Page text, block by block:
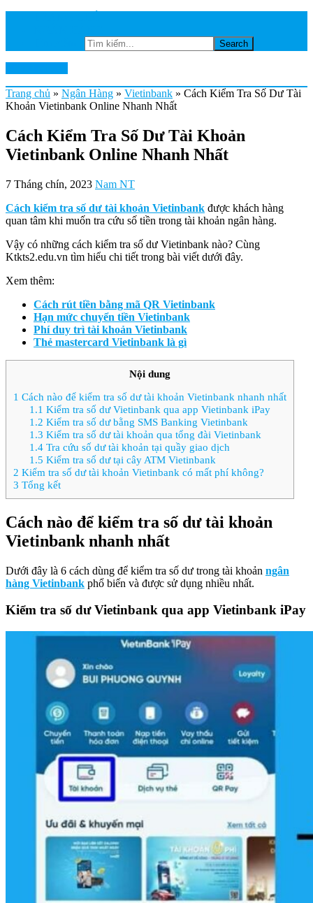
Trang chủ » Ngân Hàng » Vietinbank » Cách Kiểm Tra Số Dư Tài
Khoản Vietinbank Online Nhanh Nhất
Cách Kiểm Tra Số Dư Tài Khoản
Vietinbank Online Nhanh Nhất
7 Tháng chín, 2023 Nam NT
Cách kiểm tra số dư tài khoản Vietinbank được khách hàng
quan tâm khi muốn tra cứu số tiền trong tài khoản ngân hàng.
Vậy có những cách kiểm tra số dư Vietinbank nào? Cùng
Ktkts2.edu.vn tìm hiểu chi tiết trong bài viết dưới đây.
Xem thêm:
Cách rút tiền bằng mã QR Vietinbank
Hạn mức chuyển tiền Vietinbank
Phí duy trì tài khoản Vietinbank
Thẻ mastercard Vietinbank là gì
Nội dung
1 Cách nào để kiểm tra số dư tài khoản Vietinbank nhanh nhất
1.1 Kiểm tra số dư Vietinbank qua app Vietinbank iPay
1.2 Kiểm tra số dư bằng SMS Banking Vietinbank
1.3 Kiểm tra số dư tài khoản qua tổng đài Vietinbank
1.4Tra cứu số dư tài khoản tại quầy giao dịch
1.5 Kiểm tra số dư tại cây ATM Vietinbank
2 Kiểm tra số dư tài khoản Vietinbank có mất phí không?
3 Tổng kết
Cách nào để kiểm tra số dư tài khoản
Vietinbank nhanh nhất
Dưới đây là 6 cách dùng để kiểm tra số dư trong tài khoản ngân
hàng Vietinbank phổ biến và được sử dụng nhiều nhất.
Kiểm tra số dư Vietinbank qua app Vietinbank iPay